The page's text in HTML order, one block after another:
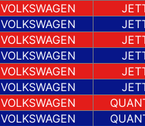
VOLKSWAGEN
VOLKSWAGEN
VOLKSWAGEN
VOLKSWAGEN
VOLKSWAGEN
VOLKSWAGEN
VOLKSWAGEN
VOLKSWAGEN